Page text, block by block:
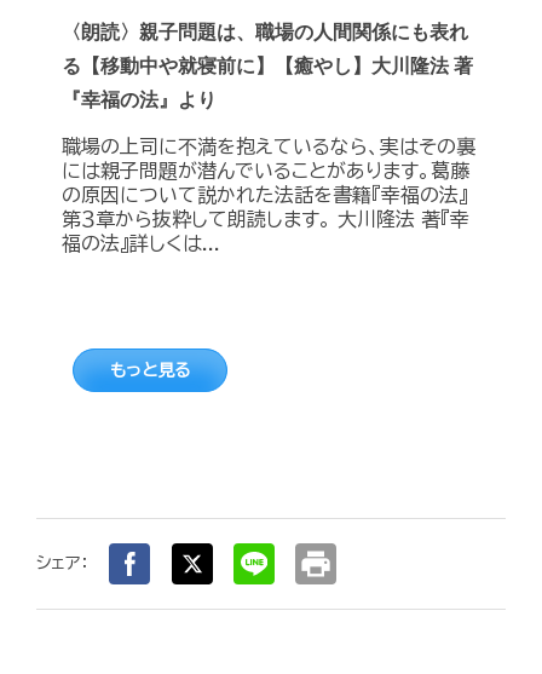
〈朗読〉親子問題は、職場の人間関係にも表れ
る【移動中や就寝前に】【癒やし】大川隆法 著
『幸福の法』より
職場の上司に不満を抱えているなら、実はその裏
には親子問題が潜んでいることがあります。葛藤
の原因について説かれた法話を書籍『幸福の法』
第３章から抜粋して朗読します。 大川隆法 著『幸
福の法』詳しくは...
もっと見る
シェア： print